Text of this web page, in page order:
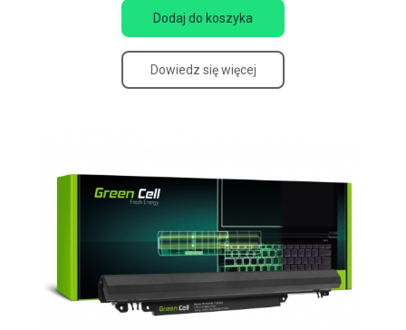
Dodaj do koszyka
Dowiedz się więcej